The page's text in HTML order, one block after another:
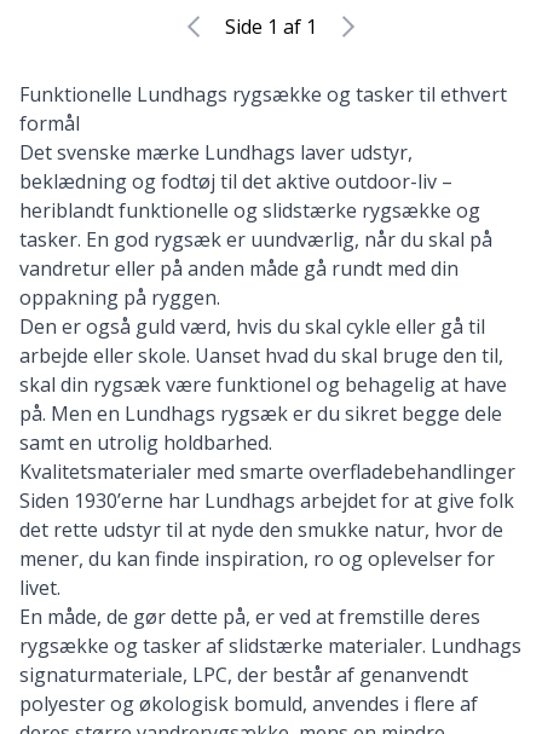
Side 1 af 1
Funktionelle Lundhags rygsække og tasker til ethvert
formål
Detsvenske mærke Lundhags laver udstyr,
beklædning og fodtøj til det aktive outdoor-liv –
heriblandt funktionelle og slidstærke rygsække og
tasker. En god rygsæk er uundværlig, når du skal på
vandretur eller på anden måde gå rundt med din
oppakning på ryggen.
Den er også guld værd, hvis du skal cykle eller gå til
arbejde eller skole. Uanset hvad du skal bruge den til,
skal din rygsæk være funktionel og behagelig at have
på. Men en Lundhags rygsæk er du sikret begge dele
samt en utrolig holdbarhed.
Kvalitetsmaterialer med smarte overfladebehandlinger
Siden 1930’erne har Lundhags arbejdet for at give folk
det rette udstyr til at nyde den smukke natur, hvor de
mener, du kan finde inspiration, ro og oplevelser for
livet.
En måde, de gør dette på, er ved at fremstille deres
rygsække og tasker af slidstærke materialer. Lundhags
signaturmateriale, LPC, der består af genanvendt
polyester og økologisk bomuld, anvendes i flere af